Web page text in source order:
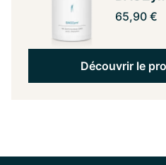
65,90 €
Découvrir le